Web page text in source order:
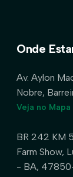
Onde
Av. Aylon
Nobre,
Veja no Mapa
BR 242 KM
Farm Show,
- BA,